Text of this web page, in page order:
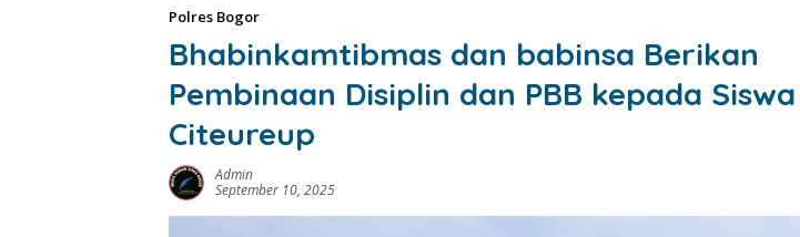
Polres Bogor
Bhabinkamtibmas dan babinsa Berikan
Pembinaan Disiplin dan PBB kepada Siswa
Citeureup
Admin
September 10, 2025